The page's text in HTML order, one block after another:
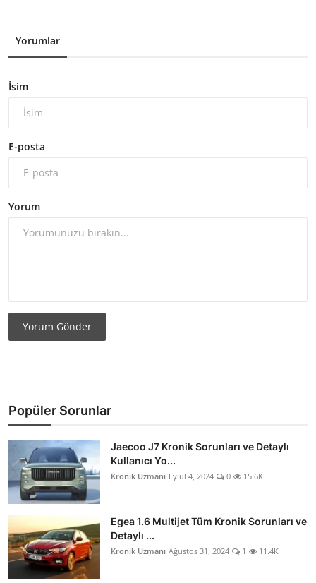
Yorumlar
İsim
E-posta
Yorum
Yorum Gönder
Popüler Sorunlar
Jaecoo J7 Kronik Sorunları ve Detaylı
Kullanıcı Yo...
Kronik Uzmanı Eylül 4, 2024 0 15.6K
Egea 1.6 Multijet Tüm Kronik Sorunları ve
Detaylı ...
Kronik Uzmanı Ağustos 31, 2024 1 11.4K